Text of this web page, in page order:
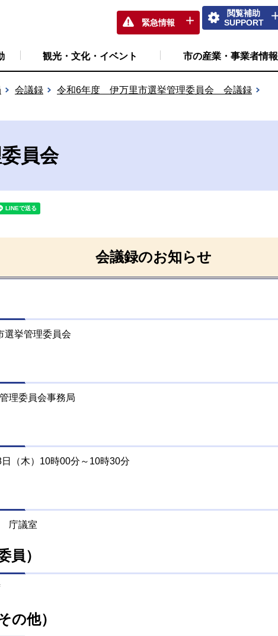
緊急情報
閲覧補助
SUPPORT
観光・文化・イベント 市の産業・事業者情報
会議録
令和6年度 伊万里市選挙管理委員会 会議録
員会
会議録のお知らせ
選挙管理委員会
理委員会事務局
（木）10時00分～10時30分
庁議室
員）
の他）